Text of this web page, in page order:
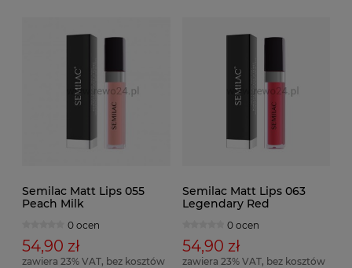
Semilac Matt Lips 055
Peach Milk
0 ocen
54,90 zł
zawiera 23% VAT, bez kosztów
Semilac Matt Lips 063
Legendary Red
0 ocen
54,90 zł
zawiera 23% VAT, bez kosztów